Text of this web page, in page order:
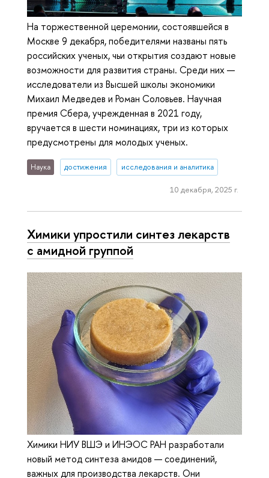
На торжественной церемонии, состоявшейся в
Москве 9 декабря, победителями названы пять
российских ученых, чьи открытия создают новые
возможности для развития страны. Среди них —
исследователи из Высшей школы экономики
Михаил Медведев и Роман Соловьев. Научная
премия Сбера, учрежденная в 2021 году,
вручается в шести номинациях, три из которых
предусмотрены для молодых ученых.
Наука достижения исследования и аналитика
10 декабря, 2025 г.
Химики упростили синтез лекарств
с амидной группой
Химики НИУ ВШЭ и ИНЭОС РАН разработали
новый метод синтеза амидов — соединений,
важных для производства лекарств. Они